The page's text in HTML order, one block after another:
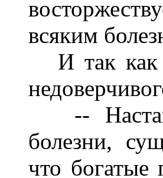
всяким
И так как
--
болезни,
что богатые